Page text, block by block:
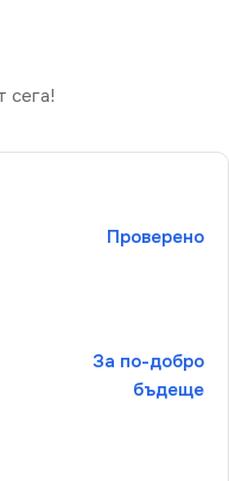
сега!
Проверено
За по-добро
бъдеще